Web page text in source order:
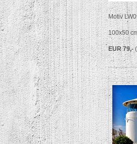
Motiv
100x50
EUR 79,-